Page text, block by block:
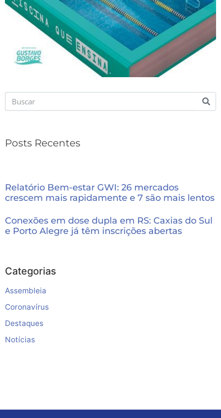
Posts Recentes
Relatório Bem-estar GWI: 26 mercados
crescem mais rapidamente e 7 são mais lentos
Conexões em dose dupla em RS: Caxias do Sul
e Porto Alegre já têm inscrições abertas
Categorias
Assembleia
Coronavírus
Destaques
Notícias